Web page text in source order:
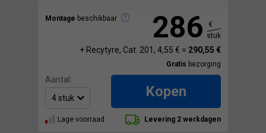
Montage beschikbaar 286
€
stuk
+ Recytyre, Cat. 201, 4,55 € = 290,55 €
Gratis bezorging
Aantal:
Kopen
Lage voorraad Levering 2 werkdagen